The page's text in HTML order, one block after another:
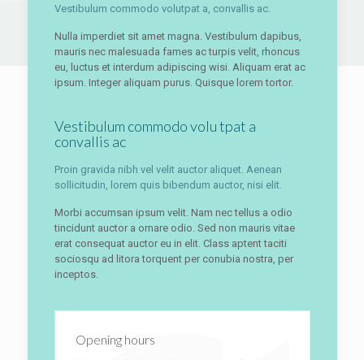
Vestibulum commodo volutpat a, convallis ac.
Nulla imperdiet sit amet magna. Vestibulum dapibus,
mauris nec malesuada fames ac turpis velit, rhoncus
eu, luctus et interdum adipiscing wisi. Aliquam erat ac
ipsum. Integer aliquam purus. Quisque lorem tortor.
Vestibulum commodo volu tpat a
convallis ac
Proin gravida nibh vel velit auctor aliquet. Aenean
sollicitudin, lorem quis bibendum auctor, nisi elit.
Morbi accumsan ipsum velit. Nam nec tellus a odio
tincidunt auctor a ornare odio. Sed non mauris vitae
erat consequat auctor eu in elit. Class aptent taciti
sociosqu ad litora torquent per conubia nostra, per
inceptos.
Opening hours